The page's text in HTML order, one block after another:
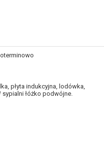
płyta indukcyjna, lodówka,
łóżko podwójne.